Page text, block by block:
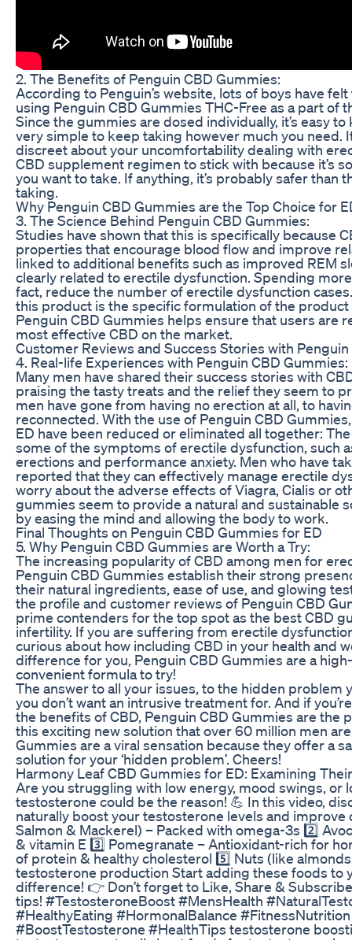
2. The Benefits of Penguin CBD Gummies:
According to Penguin’s website, lots of boys have
using Penguin CBD Gummies THC-Free as a part of
Since the gummies are dosed individually, it’s easy
very simple to keep taking however much you need.
discreet about your uncomfortability dealing with
CBD supplement regimen to stick with because it’s
you want to take. If anything, it’s probably safer than
taking.
Why Penguin CBD Gummies are the Top Choice for
3. The Science Behind Penguin CBD Gummies:
Studies have shown that this is specifically because
properties that encourage blood flow and improve
linked to additional benefits such as improved REM
clearly related to erectile dysfunction. Spending
fact, reduce the number of erectile dysfunction
this product is the specific formulation of the
Penguin CBD Gummies helps ensure that users are
most effective CBD on the market.
Customer Reviews and Success Stories with
4. Real-life Experiences with Penguin CBD Gummies:
Many men have shared their success stories with
praising the tasty treats and the relief they seem to
men have gone from having no erection at all, to
reconnected. With the use of Penguin CBD
ED have been reduced or eliminated all together:
some of the symptoms of erectile dysfunction, such
erections and performance anxiety. Men who have
reported that they can effectively manage erectile
worry about the adverse effects of Viagra, Cialis or
gummies seem to provide a natural and sustainable
by easing the mind and allowing the body to work.
Final Thoughts on Penguin CBD Gummies for ED
5. Why Penguin CBD Gummies are Worth a Try:
The increasing popularity of CBD among men for
Penguin CBD Gummies establish their strong
their natural ingredients, ease of use, and glowing
the profile and customer reviews of Penguin CBD
prime contenders for the top spot as the best CBD
infertility. If you are suffering from erectile
curious about how including CBD in your health and
difference for you, Penguin CBD Gummies are a
convenient formula to try!
The answer to all your issues, to the hidden problem
you don’t want an intrusive treatment for. And if
the benefits of CBD, Penguin CBD Gummies are the
this exciting new solution that over 60 million men
Gummies are a viral sensation because they offer a
solution for your ‘hidden problem’. Cheers!
Harmony Leaf CBD Gummies for ED: Examining
Are you struggling with low energy, mood swings, or
testosterone could be the reason! 💪 In this video,
naturally boost your testosterone levels and improve
Salmon & Mackerel) – Packed with omega-3s 2️⃣
& vitamin E 3️⃣ Pomegranate – Antioxidant-rich for
of protein & healthy cholesterol 5️⃣ Nuts (like
testosterone production Start adding these foods to
difference! 👉 Don’t forget to Like, Share &
tips! #TestosteroneBoost #MensHealth
#HealthyEating #HormonalBalance
#BoostTestosterone #HealthTips testosterone